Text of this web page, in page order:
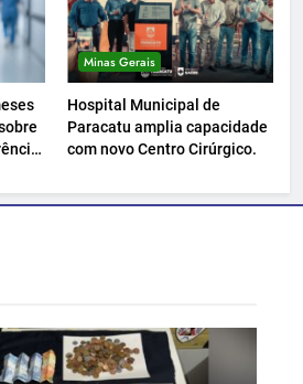
Minas Gerais
Hospital Municipal de
Paracatu amplia capacidade
com novo Centro Cirúrgico.